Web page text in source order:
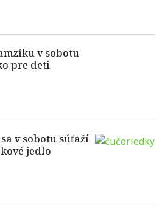
v sobotu
pre deti
v sobotu súťaží
jedlo